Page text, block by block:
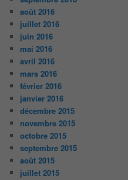
août 2016
juillet 2016
juin 2016
mai 2016
avril 2016
mars 2016
février 2016
janvier 2016
décembre 2015
novembre 2015
octobre 2015
septembre 2015
août 2015
juillet 2015